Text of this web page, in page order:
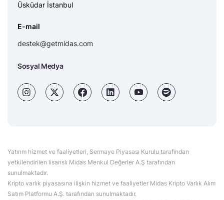
Üsküdar İstanbul
E-mail
destek@getmidas.com
Sosyal Medya
Yatırım hizmet ve faaliyetleri, Sermaye Piyasası Kurulu tarafından
yetkilendirilen lisanslı Midas Menkul Değerler A.Ş tarafından
sunulmaktadır.
Kripto varlık piyasasına ilişkin hizmet ve faaliyetler Midas Kripto Varlık Alım
Satım Platformu A.Ş. tarafından sunulmaktadır.